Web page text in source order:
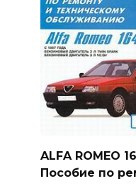
ALFA ROMEO
Пособие по